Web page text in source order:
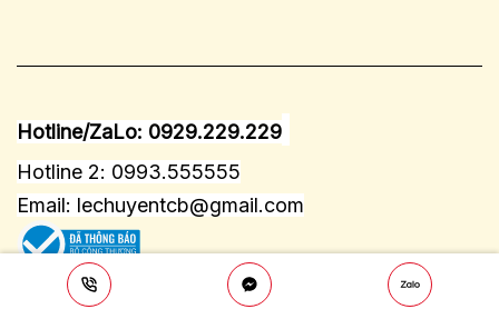
Hotline/ZaLo: 0929.229.229
Hotline 2: 0993.555555
Email: lechuyentcb@gmail.com